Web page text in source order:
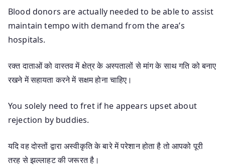
Blood donors are actually needed to be able to assist
maintain tempo with demand from the area’s
hospitals.
रक्त दाताओं को वास्तव में क्षेत्र के अस्पतालों से मांग के साथ गति को बनाए
रखने में सहायता करने में सक्षम होना चाहिए।
You solely need to fret if he appears upset about
rejection by buddies.
यदि वह दोस्तों द्वारा अस्वीकृति के बारे में परेशान होता है तो आपको पूरी
तरह से झल्लाहट की जरूरत है।